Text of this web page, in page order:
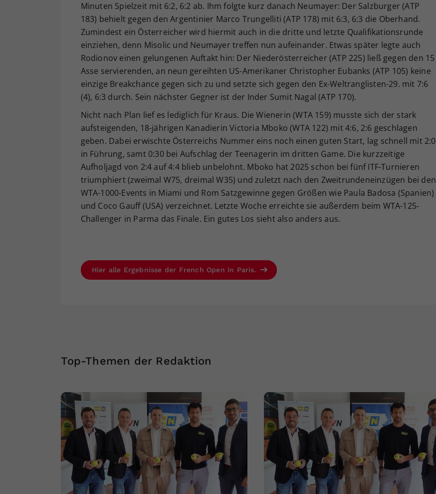
Minuten Spielzeit mit 6:2, 6:2 ab. Ihm folgte kurz danach Neumayer: Der Salzburger (ATP
183) behielt gegen den Argentinier Marco Trungelliti (ATP 178) mit 6:3, 6:3 die Oberhand.
Zumindest ein Österreicher wird hiermit auch in die dritte und letzte Qualifikationsrunde
einziehen, denn Misolic und Neumayer treffen nun aufeinander. Etwas später legte auch
Rodionov einen gelungenen Auftakt hin: Der Niederösterreicher (ATP 225) ließ gegen den 15
Asse servierenden, an neun gereihten US-Amerikaner Christopher Eubanks (ATP 105) keine
einzige Breakchance gegen sich zu und setzte sich gegen den Ex-Weltranglisten-29. mit 7:6
(4), 6:3 durch. Sein nächster Gegner ist der Inder Sumit Nagal (ATP 170).
Nicht nach Plan lief es lediglich für Kraus. Die Wienerin (WTA 159) musste sich der stark
aufsteigenden, 18-jährigen Kanadierin Victoria Mboko (WTA 122) mit 4:6, 2:6 geschlagen
geben. Dabei erwischte Österreichs Nummer eins noch einen guten Start, lag schnell mit 2:0
in Führung, samt 0:30 bei Aufschlag der Teenagerin im dritten Game. Die kurzzeitige
Aufholjagd von 2:4 auf 4:4 blieb unbelohnt. Mboko hat 2025 schon bei fünf ITF-Turnieren
triumphiert (zweimal W75, dreimal W35) und zuletzt nach den Zweitrundeneinzügen bei den
WTA-1000-Events in Miami und Rom Satzgewinne gegen Größen wie Paula Badosa (Spanien)
und Coco Gauff (USA) verzeichnet. Letzte Woche erreichte sie außerdem beim WTA-125-
Challenger in Parma das Finale. Ein gutes Los sieht also anders aus.
Hier alle Ergebnisse der French Open in Paris.
Top-Themen der Redaktion